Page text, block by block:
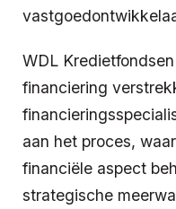
WDL
financiering
aan het proces,
financiële aspect
strategische